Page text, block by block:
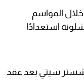
المواسم
استعدادًا
سيتي بعد عقد